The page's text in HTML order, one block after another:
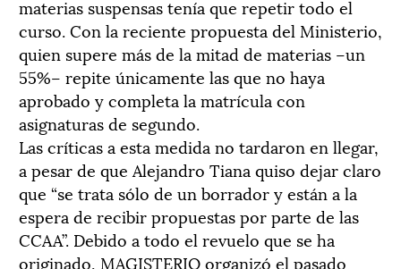
materias suspensas tenía que repetir todo el
curso. Con la reciente propuesta del Ministerio,
quien supere más de la mitad de materias –un
55%– repite únicamente las que no haya
aprobado y completa la matrícula con
asignaturas de segundo.
Las críticas a esta medida no tardaron en llegar,
a pesar de que Alejandro Tiana quiso dejar claro
que “se trata sólo de un borrador y están a la
espera de recibir propuestas por parte de las
CCAA”. Debido a todo el revuelo que se ha
originado, MAGISTERIO organizó el pasado